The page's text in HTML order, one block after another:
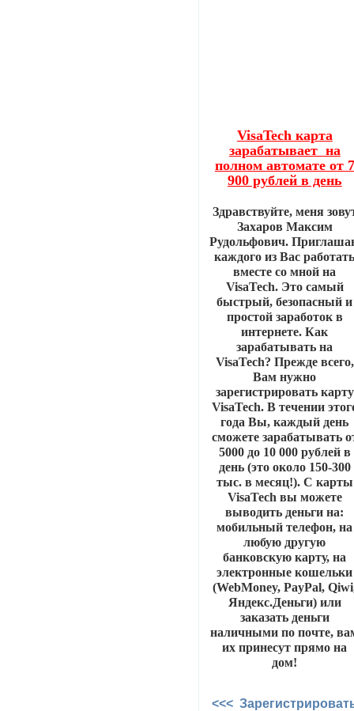
VisaTech карта
зарабатывает на
полном автомате от 7
900 рублей в день
Здравствуйте, меня
Захаров Максим
Рудольфович.
каждого из Вас
вместе со мной на
VisaTech. Это самый
быстрый, безопасный и
простой заработок в
интернете. Как
зарабатывать на
VisaTech? Прежде всего,
Вам нужно
зарегистрировать карту
VisaTech. В течении
года Вы, каждый день
сможете зарабатывать
5000 до 10 000 рублей в
день (это около 150-300
тыс. в месяц!). С карты
VisaTech вы можете
выводить деньги на:
мобильный телефон, на
любую другую
банковскую карту, на
электронные кошельки
(WebMoney, PayPal,
Яндекс.Деньги) или
заказать деньги
наличными по почте,
их принесут прямо на
дом!
<<<